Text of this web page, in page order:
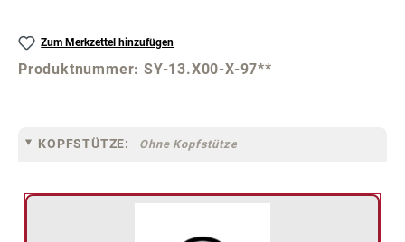
Zum Merkzettel hinzufügen
Produktnummer:SY-13.X00-X-97**
KOPFSTÜTZE: Ohne Kopfstütze